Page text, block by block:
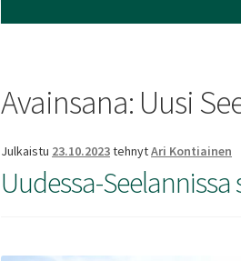
Avainsana: Uusi
Julkaistu 23.10.2023tehnytAri Kontiainen
Uudessa-